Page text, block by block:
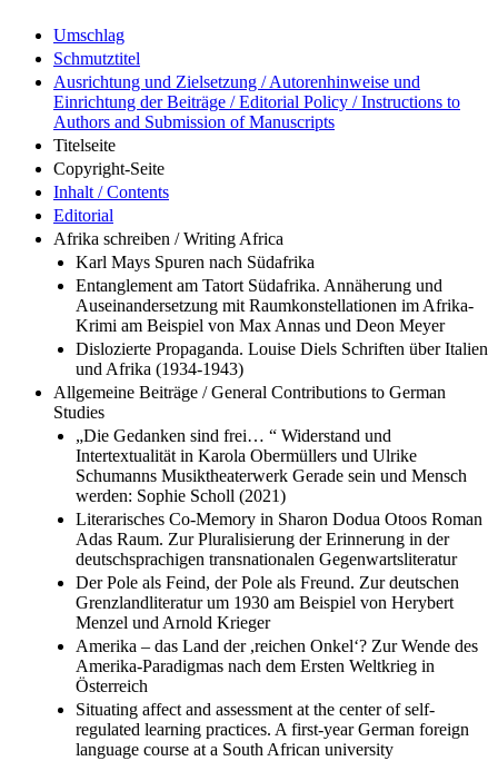
Umschlag
Schmutztitel
Ausrichtung und Zielsetzung / Autorenhinweise und
Einrichtung der Beiträge / Editorial Policy / Instructions to
Authors and Submission of Manuscripts
Titelseite
Copyright-Seite
Inhalt / Contents
Editorial
Afrika schreiben / Writing Africa
Karl Mays Spuren nach Südafrika
Entanglement am Tatort Südafrika. Annäherung und
Auseinandersetzung mit Raumkonstellationen im Afrika-
Krimi am Beispiel von Max Annas und Deon Meyer
Dislozierte Propaganda. Louise Diels Schriften über Italien
und Afrika (1934-1943)
Allgemeine Beiträge / General Contributions to German
Studies
„Die Gedanken sind frei… “ Widerstand und
Intertextualität in Karola Obermüllers und Ulrike
Schumanns Musiktheaterwerk Gerade sein und Mensch
werden: Sophie Scholl (2021)
Literarisches Co-Memory in Sharon Dodua Otoos Roman
Adas Raum. Zur Pluralisierung der Erinnerung in der
deutschsprachigen transnationalen Gegenwartsliteratur
Der Pole als Feind, der Pole als Freund. Zur deutschen
Grenzlandliteratur um 1930 am Beispiel von Herybert
Menzel und Arnold Krieger
Amerika – das Land der ,reichen Onkel‘? Zur Wende des
Amerika-Paradigmas nach dem Ersten Weltkrieg in
Österreich
Situating affect and assessment at the center of self-
regulated learning practices. A first-year German foreign
language course at a South African university